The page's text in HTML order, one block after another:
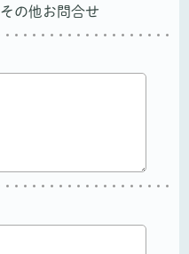
その他お問合せ